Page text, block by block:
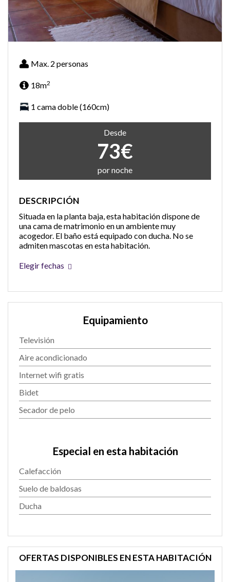
Max. 2 personas
18m2
1 cama doble (160cm)
Desde
73€
por noche
DESCRIPCIÓN
Situada en la planta baja, esta habitación dispone de
una cama de matrimonio en un ambiente muy
acogedor. El baño está equipado con ducha. No se
admiten mascotas en esta habitación.
Elegir fechas
Equipamiento
Televisión
Aire acondicionado
Internet wifi gratis
Bidet
Secador de pelo
Especial en esta habitación
Calefacción
Suelo de baldosas
Ducha
OFERTAS DISPONIBLES EN ESTA HABITACIÓN